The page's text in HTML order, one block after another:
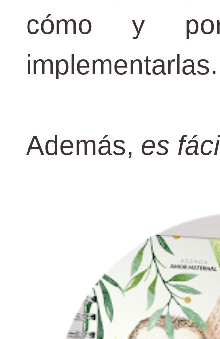
cómo y
implementarlas.
Además, es